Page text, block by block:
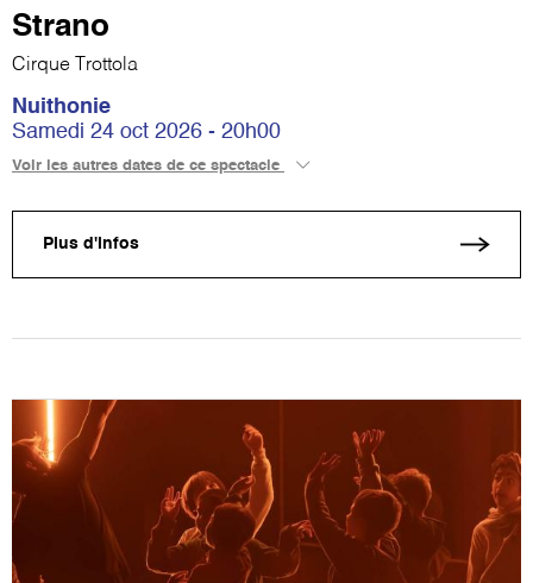
Strano
Cirque Trottola
Nuithonie
Samedi 24 oct 2026 - 20h00
Voir les autres dates de ce spectacle
Plus d'infos